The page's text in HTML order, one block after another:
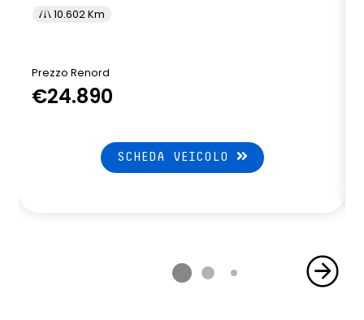
10.602 Km
Prezzo Renord
€24.890
SCHEDA VEICOLO